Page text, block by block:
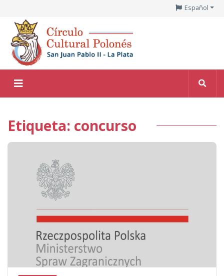
Español
Etiqueta: concurso